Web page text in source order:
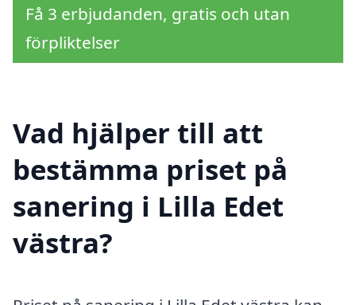
Få 3 erbjudanden, gratis och utan
förpliktelser
Vad hjälper till att
bestämma priset på
sanering i Lilla Edet
västra?